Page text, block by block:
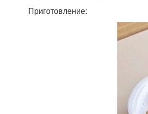
Приготовление: